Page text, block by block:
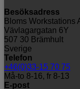
Besöksadress
Bloms Workstations
Vävlagargatan 6Y
507 30 Brämhult
Sverige
Telefon
+46(0)33-15 70 75
Må-to 8-16, fr 8-13
E-post